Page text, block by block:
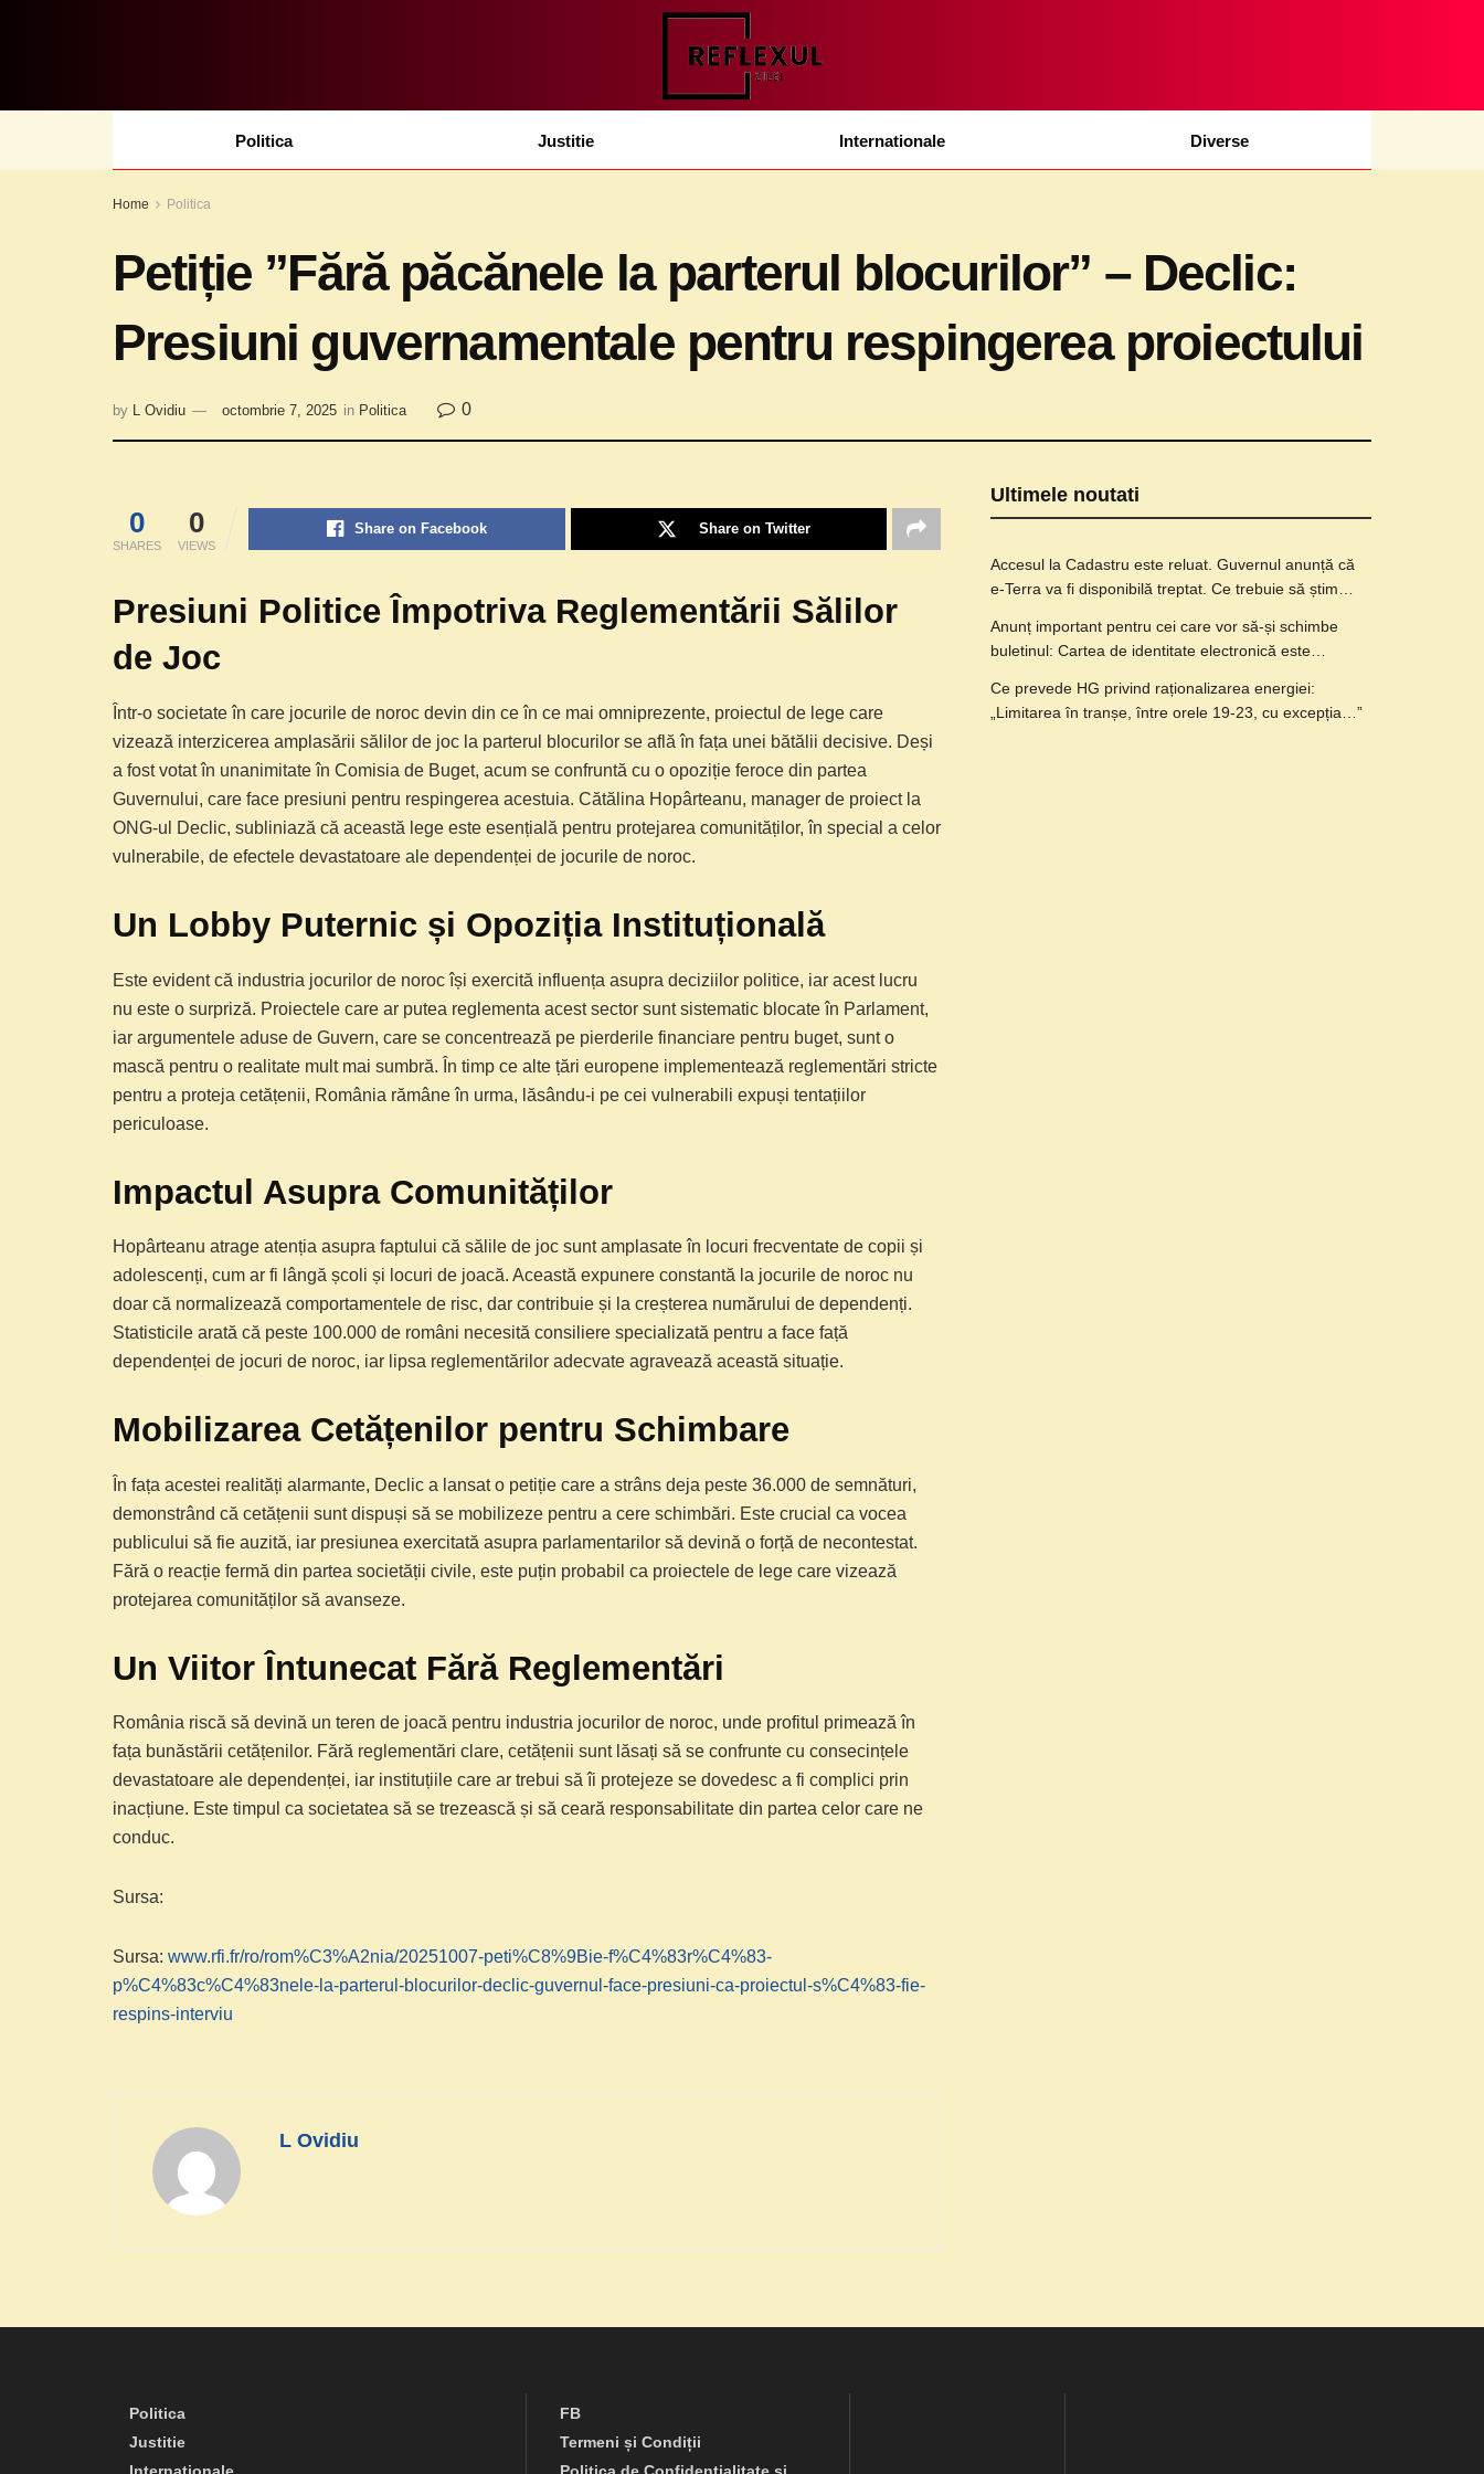
Politica Justitie Internationale Diverse
Home Politica
Petiție ”Fără păcănele la parterul blocurilor” – Declic:
Presiuni guvernamentale pentru respingerea proiectului
by L Ovidiu octombrie 7, 2025 in Politica 0
0
SHARES
0
VIEWS
Share on Facebook Share on Twitter
Presiuni Politice Împotriva Reglementării Sălilor
de Joc
Într-o societate în care jocurile de noroc devin din ce în ce mai omniprezente, proiectul de lege care
vizează interzicerea amplasării sălilor de joc la parterul blocurilor se află în fața unei bătălii decisive. Deși
a fost votat în unanimitate în Comisia de Buget, acum se confruntă cu o opoziție feroce din partea
Guvernului, care face presiuni pentru respingerea acestuia. Cătălina Hopârteanu, manager de proiect la
ONG-ul Declic, subliniază că această lege este esențială pentru protejarea comunităților, în special a celor
vulnerabile, de efectele devastatoare ale dependenței de jocurile de noroc.
Un Lobby Puternic și Opoziția Instituțională
Este evident că industria jocurilor de noroc își exercită influența asupra deciziilor politice, iar acest lucru
nu este o surpriză. Proiectele care ar putea reglementa acest sector sunt sistematic blocate în Parlament,
iar argumentele aduse de Guvern, care se concentrează pe pierderile financiare pentru buget, sunt o
mască pentru o realitate mult mai sumbră. În timp ce alte țări europene implementează reglementări stricte
pentru a proteja cetățenii, România rămâne în urma, lăsându-i pe cei vulnerabili expuși tentațiilor
periculoase.
Impactul Asupra Comunităților
Hopârteanu atrage atenția asupra faptului că sălile de joc sunt amplasate în locuri frecventate de copii și
adolescenți, cum ar fi lângă școli și locuri de joacă. Această expunere constantă la jocurile de noroc nu
doar că normalizează comportamentele de risc, dar contribuie și la creșterea numărului de dependenți.
Statisticile arată că peste 100.000 de români necesită consiliere specializată pentru a face față
dependenței de jocuri de noroc, iar lipsa reglementărilor adecvate agravează această situație.
Mobilizarea Cetățenilor pentru Schimbare
În fața acestei realități alarmante, Declic a lansat o petiție care a strâns deja peste 36.000 de semnături,
demonstrând că cetățenii sunt dispuși să se mobilizeze pentru a cere schimbări. Este crucial ca vocea
publicului să fie auzită, iar presiunea exercitată asupra parlamentarilor să devină o forță de necontestat.
Fără o reacție fermă din partea societății civile, este puțin probabil ca proiectele de lege care vizează
protejarea comunităților să avanseze.
Un Viitor Întunecat Fără Reglementări
România riscă să devină un teren de joacă pentru industria jocurilor de noroc, unde profitul primează în
fața bunăstării cetățenilor. Fără reglementări clare, cetățenii sunt lăsați să se confrunte cu consecințele
devastatoare ale dependenței, iar instituțiile care ar trebui să îi protejeze se dovedesc a fi complici prin
inacțiune. Este timpul ca societatea să se trezească și să ceară responsabilitate din partea celor care ne
conduc.
Sursa:
Sursa: www.rfi.fr/ro/rom%C3%A2nia/20251007-peti%C8%9Bie-f%C4%83r%C4%83-
p%C4%83c%C4%83nele-la-parterul-blocurilor-declic-guvernul-face-presiuni-ca-proiectul-s%C4%83-fie-
respins-interviu
L Ovidiu
Ultimele noutati
Accesul la Cadastru este reluat. Guvernul anunță că
e-Terra va fi disponibilă treptat. Ce trebuie să știm…
Anunț important pentru cei care vor să-și schimbe
buletinul: Cartea de identitate electronică este…
Ce prevede HG privind raționalizarea energiei:
„Limitarea în tranșe, între orele 19-23, cu excepția…”
Politica
Justitie
FB
Termeni și Condiții